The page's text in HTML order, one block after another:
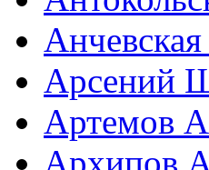
Арсений
Артемов